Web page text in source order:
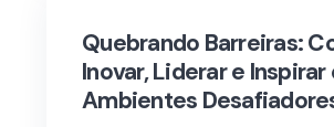
Quebrando Barreiras:
Inovar, Liderar e Inspirar
Ambientes